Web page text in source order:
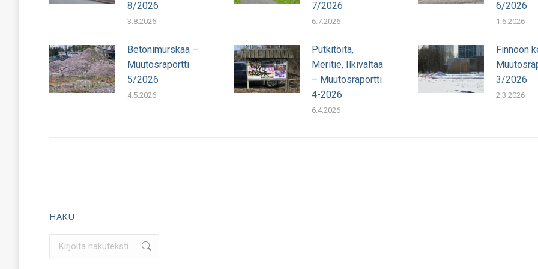
8/2026
3.8.2026
7/2026
6.7.2026
6/2026
1.6.2026
Betonimurskaa –
Muutosraportti
5/2026
4.5.2026
Putkitöitä,
Meritie, Ilkivaltaa
– Muutosraportti
4-2026
6.4.2026
Finnoon
3/2026
2.3.2026
HAKU